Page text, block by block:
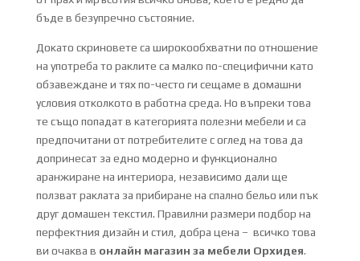
бъде в безупречно състояние.
Докато скриновете са широкообхватни по отношение
на употреба то раклите са малко по-специфични като
обзавеждане и тях по-често ги сещаме в домашни
условия отколкото в работна среда. Но въпреки това
те също попадат в категорията полезни мебели и са
предпочитани от потребителите с оглед на това да
допринесат за едно модерно и функционално
аранжиране на интериора, независимо дали ще
ползват раклата за прибиране на спално бельо или пък
друг домашен текстил. Правилни размери подбор на
перфектния дизайн и стил, добра цена – всичко това
ви очаква в онлайн магазин за мебели Орхидея.